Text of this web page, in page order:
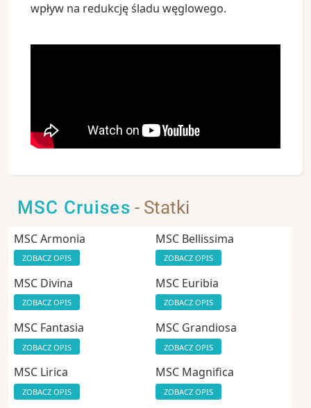
wpływ na redukcję śladu węglowego.
MSC Cruises - Statki
MSC Armonia
ZOBACZ OPIS
MSC Bellissima
ZOBACZ OPIS
MSC Divina
ZOBACZ OPIS
MSC Euribia
ZOBACZ OPIS
MSC Fantasia
ZOBACZ OPIS
MSC Grandiosa
ZOBACZ OPIS
MSC Lirica
ZOBACZ OPIS
MSC Magnifica
ZOBACZ OPIS